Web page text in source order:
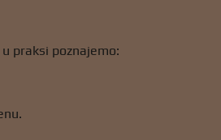
praksi poznajemo: